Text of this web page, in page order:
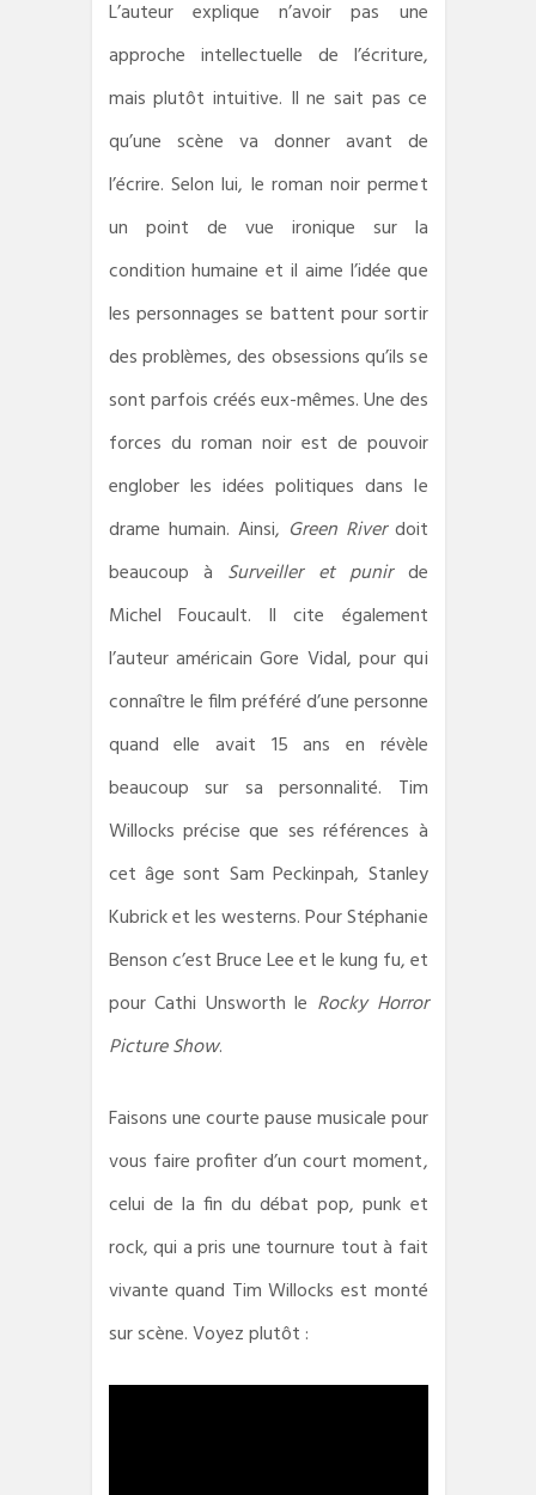
L’auteur
explique n’avoir pas une
approche intellectuelle de l’écriture,
mais plutôt intuitive. Il ne sait pas ce
qu’une scène va donner avant de
l’écrire. Selon lui, le roman noir permet
un point de vue ironique sur la
condition humaine et il aime l’idée que
les personnages se battent pour sortir
des problèmes, des obsessions qu’ils se
sont parfois créés eux-mêmes. Une des
forces du roman noir est de pouvoir
englober les idées politiques dans le
drame humain. Ainsi, Green Riverdoit
beaucoup à Surveiller et punirde
Michel Foucault. Il cite également
l’auteur américain Gore Vidal, pour qui
connaître le film préféré d’une personne
quand elle avait 15 ans en révèle
beaucoup sur sa personnalité. Tim
Willocks précise que ses références à
cet âge sont Sam Peckinpah, Stanley
Kubrick et les westerns. Pour Stéphanie
Benson c’est Bruce Lee et le kung fu, et
pour Cathi Unsworth le Rocky Horror
Picture Show.
Faisons une courte pause musicale pour
vous faire profiter d’un court moment,
celui de la fin du débat pop, punk et
rock, qui a pris une tournure tout à fait
vivante quand Tim Willocks est monté
sur scène. Voyez plutôt :